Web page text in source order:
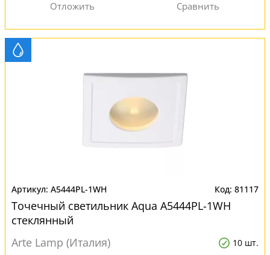
A5444PL-1WH 81117
Точечный светильник Aqua A5444PL-1WH
стеклянный
Arte Lamp (Италия)
10 шт.